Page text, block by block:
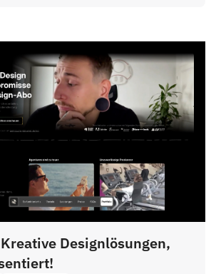
Designlösungen,